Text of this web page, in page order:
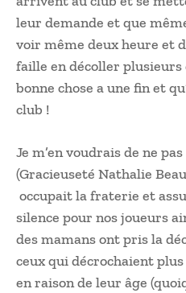
leur demande et que
voir même deux heure et
faille en décoller plusieurs
bonne chose a une fin et
club !
Je m’en voudrais de ne
(Gracieuseté Nathalie
occupait la fraterie et
silence pour nos joueurs
des mamans ont pris la
ceux qui décrochaient
en raison de leur âge